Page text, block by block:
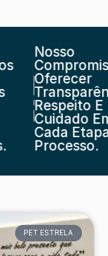
Nosso
Oferecer
Respeito E
Cuidado Em
Cada Etapa
Processo.
PET ESTRELA